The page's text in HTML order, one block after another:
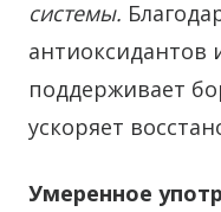
системы.
антиоксидантов
поддерживает
ускоряет
Умеренное